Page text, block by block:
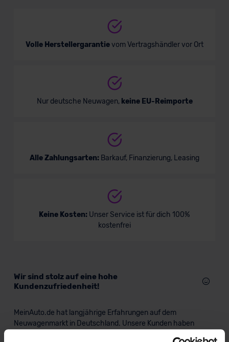
Volle Herstellergarantievom Vertragshändler vor Ort
Nur deutsche Neuwagen, keine EU-Reimporte
Alle Zahlungsarten: Barkauf, Finanzierung, Leasing
Keine Kosten: Unser Service ist für dich 100%
kostenfrei
Wir sind stolz auf eine hohe
Kundenzufriedenheit!
MeinAuto.de hat langjährige Erfahrungen auf dem
Neuwagenmarkt in Deutschland. Unsere Kunden haben